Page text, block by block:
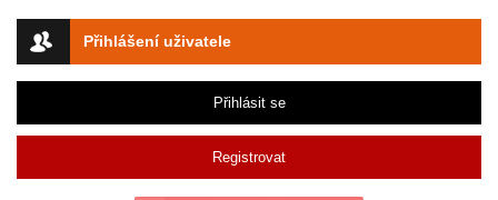
Přihlášení uživatele
Přihlásit se
Registrovat